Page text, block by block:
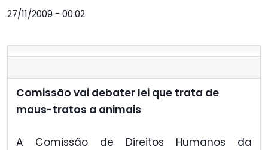
27/11/2009 - 00:02
Comissão vai debater lei que trata de
maus-tratos a animais
A Comissão de Direitos Humanos da